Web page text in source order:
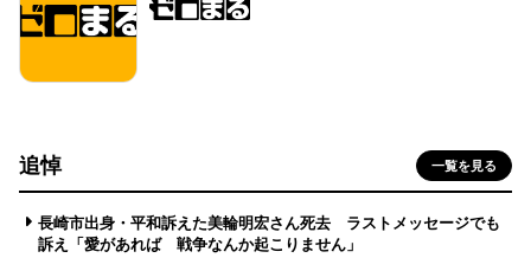
追悼 一覧を見る
長崎市出身・平和訴えた美輪明宏さん死去 ラストメッセージでも
訴え「愛があれば 戦争なんか起こりません」